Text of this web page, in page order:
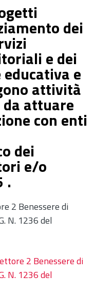
dei
e dei
e
attività
attuare
con enti
dei
e/o
.
2 Benessere di
N. 1236 del
2 Benessere di
N. 1236 del